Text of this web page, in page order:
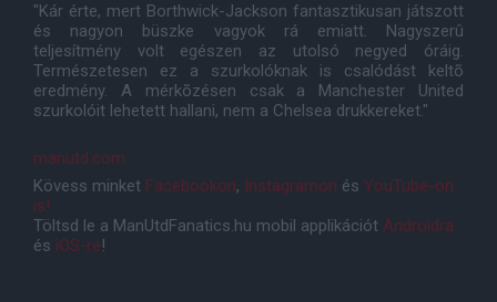
"Kár érte, mert Borthwick-Jackson fantasztikusan játszott
és nagyon büszke vagyok rá emiatt. Nagyszerû
teljesítmény volt egészen az utolsó negyed óráig.
Természetesen ez a szurkolóknak is csalódást keltõ
eredmény. A mérkõzésen csak a Manchester United
szurkolóit lehetett hallani, nem a Chelsea drukkereket."
manutd.com
Kövess minket Facebookon, Instagramon és YouTube-on
is!
Töltsd le a ManUtdFanatics.hu mobil applikációt Androidra
és iOS-re!